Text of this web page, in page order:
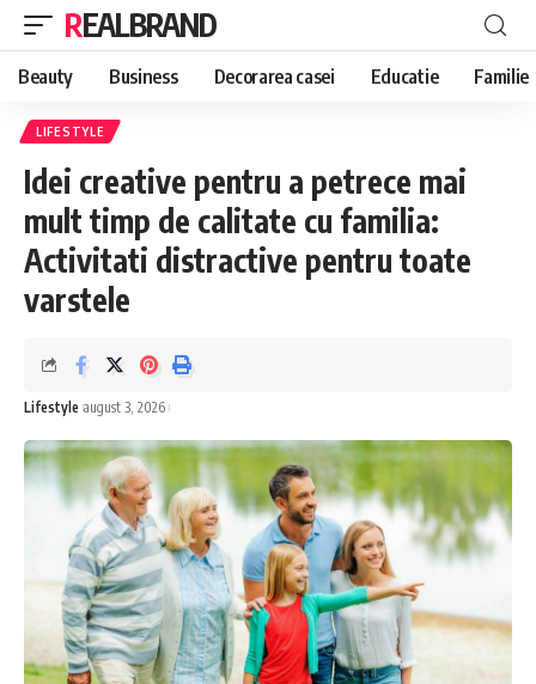
REALBRAND
Beauty Business Decorarea casei Educatie Familie
LIFESTYLE
Idei creative pentru a petrece mai
mult timp de calitate cu familia:
Activitati distractive pentru toate
varstele
Lifestyle august 3, 2026